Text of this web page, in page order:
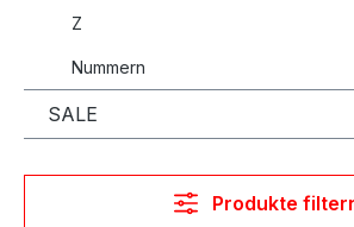
Z
Nummern
SALE
Produkte